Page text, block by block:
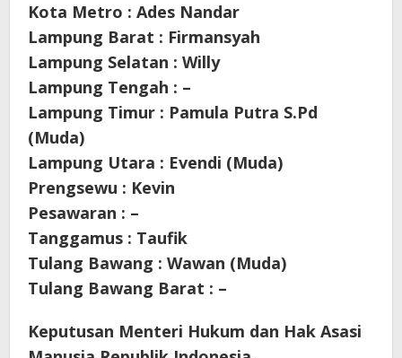
Kota Metro : Ades Nandar
Lampung Barat : Firmansyah
Lampung Selatan : Willy
Lampung Tengah : –
Lampung Timur : Pamula Putra S.Pd
(Muda)
Lampung Utara : Evendi (Muda)
Prengsewu : Kevin
Pesawaran : –
Tanggamus : Taufik
Tulang Bawang : Wawan (Muda)
Tulang Bawang Barat : –
Keputusan Menteri Hukum dan Hak Asasi